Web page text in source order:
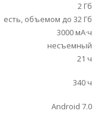
2 Гб
есть, объемом до 32 Гб
3000 мА·ч
несъемный
21 ч
340 ч
Android 7.0